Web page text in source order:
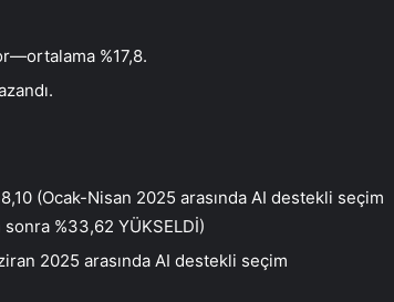
%17,8.
(Ocak-Nisan 2025 arasında AI destekli seçim
%33,62 YÜKSELDİ)
2025 arasında AI destekli seçim